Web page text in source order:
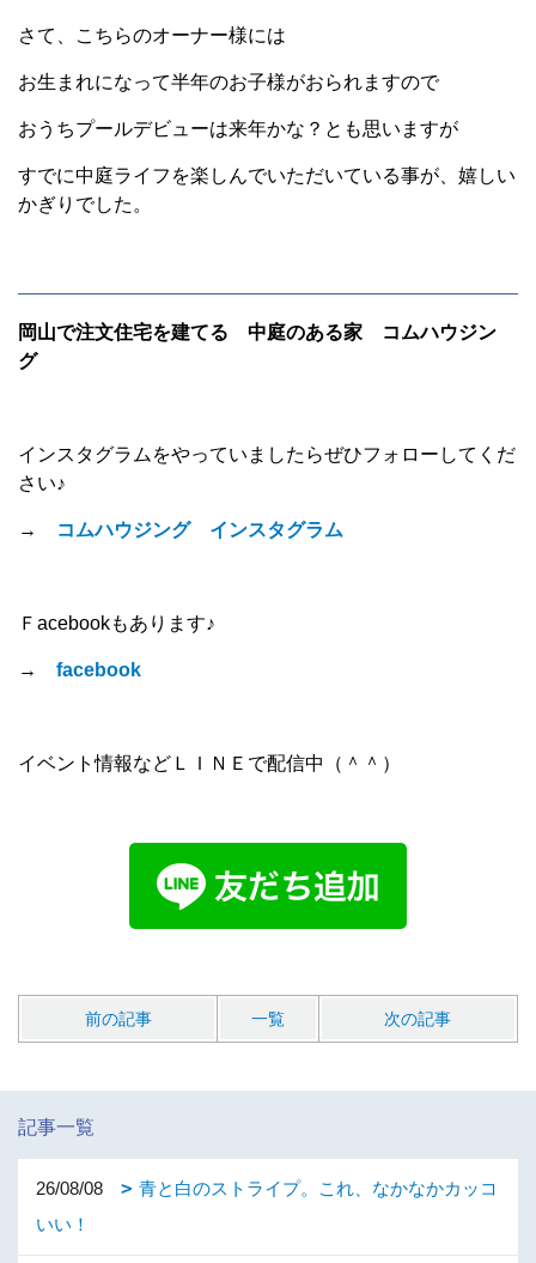
さて、こちらのオーナー様には
お生まれになって半年のお子様がおられますので
おうちプールデビューは来年かな？とも思いますが
すでに中庭ライフを楽しんでいただいている事が、嬉しい
かぎりでした。
岡山で注文住宅を建てる 中庭のある家 コムハウジン
グ
インスタグラムをやっていましたらぜひフォローしてくだ
さい♪
→ コムハウジング インスタグラム
Ｆacebookもあります♪
→ facebook
イベント情報などＬＩＮＥで配信中（＾＾）
前の記事 一覧 次の記事
記事一覧
26/08/08
青と白のストライプ。これ、なかなかカッコ
いい！